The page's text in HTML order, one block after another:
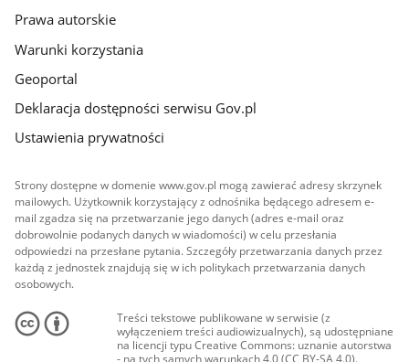
Prawa autorskie
Warunki korzystania
Geoportal
Deklaracja dostępności serwisu Gov.pl
Ustawienia prywatności
Strony dostępne w domenie www.gov.pl mogą zawierać adresy skrzynek
mailowych. Użytkownik korzystający z odnośnika będącego adresem e-
mail zgadza się na przetwarzanie jego danych (adres e-mail oraz
dobrowolnie podanych danych w wiadomości) w celu przesłania
odpowiedzi na przesłane pytania. Szczegóły przetwarzania danych przez
każdą z jednostek znajdują się w ich politykach przetwarzania danych
osobowych.
Treści tekstowe publikowane w serwisie (z
wyłączeniem treści audiowizualnych), są udostępniane
na licencji typu Creative Commons: uznanie autorstwa